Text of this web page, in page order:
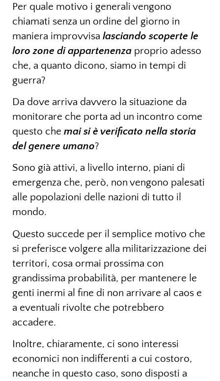
Per quale motivo i generali vengono
chiamati senza un ordine del giorno in
maniera improvvisa lasciando scoperte le
loro zone di appartenenza proprio adesso
che, a quanto dicono, siamo in tempi di
guerra?
Da dove arriva davvero la situazione da
monitorare che porta ad un incontro come
questo che mai si è verificato nella storia
del genere umano?
Sono già attivi, a livello interno, piani di
emergenza che, però, non vengono palesati
alle popolazioni delle nazioni di tutto il
mondo.
Questo succede per il semplice motivo che
si preferisce volgere alla militarizzazione dei
territori, cosa ormai prossima con
grandissima probabilità, per mantenere le
genti inermi al fine di non arrivare al caos e
a eventuali rivolte che potrebbero
accadere.
Inoltre, chiaramente, ci sono interessi
economici non indifferenti a cui costoro,
neanche in questo caso, sono disposti a